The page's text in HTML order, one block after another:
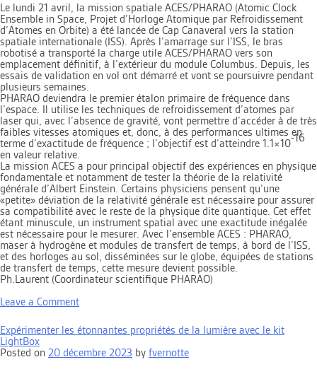
Balzan
2025
Le lundi 21 avril, la mission spatiale ACES/PHARAO (Atomic Clock
Ensemble in Space, Projet d’Horloge Atomique par Refroidissement
d’Atomes en Orbite) a été lancée de Cap Canaveral vers la station
spatiale internationale (ISS). Après l’amarrage sur l’ISS, le bras
robotisé a transporté la charge utile ACES/PHARAO vers son
emplacement définitif, à l’extérieur du module Columbus. Depuis, les
essais de validation en vol ont démarré et vont se poursuivre pendant
plusieurs semaines.
PHARAO deviendra le premier étalon primaire de fréquence dans
l’espace. Il utilise les techniques de refroidissement d’atomes par
laser qui, avec l’absence de gravité, vont permettre d’accéder à de très
faibles vitesses atomiques et, donc, à des performances ultimes en
terme d’exactitude de fréquence ; l’objectif est d’atteindre 1.1×10-16
en valeur relative.
La mission ACES a pour principal objectif des expériences en physique
fondamentale et notamment de tester la théorie de la relativité
générale d’Albert Einstein. Certains physiciens pensent qu’une
«petite» déviation de la relativité générale est nécessaire pour assurer
sa compatibilité avec le reste de la physique dite quantique. Cet effet
étant minuscule, un instrument spatial avec une exactitude inégalée
est nécessaire pour le mesurer. Avec l’ensemble ACES : PHARAO,
maser à hydrogène et modules de transfert de temps, à bord de l’ISS,
et des horloges au sol, disséminées sur le globe, équipées de stations
de transfert de temps, cette mesure devient possible.
Ph.Laurent (Coordinateur scientifique PHARAO)
Leave a Commenton
:
Mission
spatiale
ACES/PHARAO
Expérimenter les étonnantes propriétés de la lumière avec le kit
LightBox
Posted on 20 décembre 2023 by fvernotte